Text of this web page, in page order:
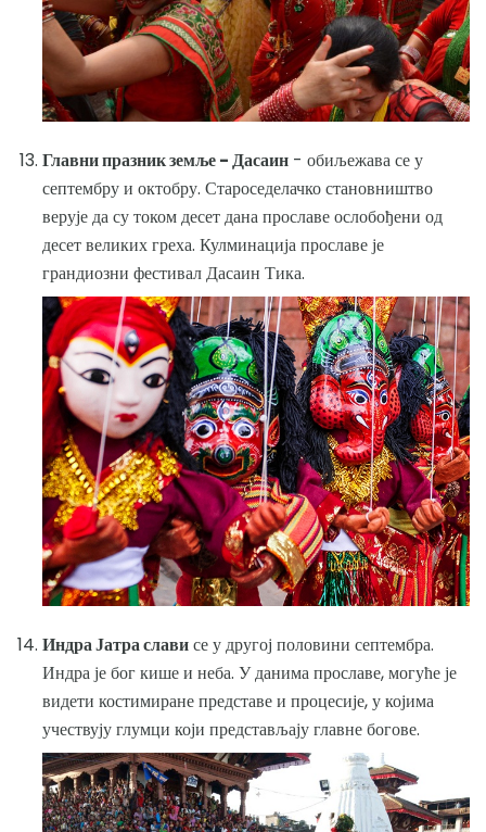
Главни празник земље - Дасаин - обиљежава се у
септембру и октобру. Староседелачко становништво
верује да су током десет дана прославе ослобођени од
десет великих греха. Кулминација прославе је
грандиозни фестивал Дасаин Тика.
Индра Јатра слависе у другој половини септембра.
Индра је бог кише и неба. У данима прославе, могуће је
видети костимиране представе и процесије, у којима
учествују глумци који представљају главне богове.